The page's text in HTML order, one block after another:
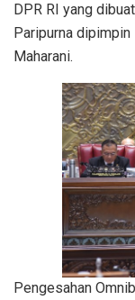
DPR RI yang
Paripurna
Maharani.
Pengesahan